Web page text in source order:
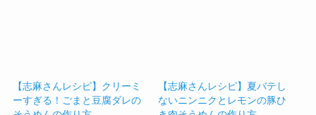
【志麻さんレシピ】クリーミ
ーすぎる！ごまと豆腐ダレの
【志麻さんレシピ】夏バテし
ないニンニクとレモンの豚ひ